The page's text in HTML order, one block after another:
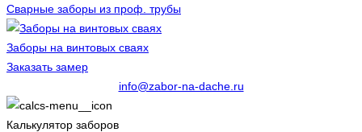
Сварные заборы из проф. трубы
Заборы на винтовых сваях
Заказать замер
info@zabor-na-dache.ru
Калькулятор заборов